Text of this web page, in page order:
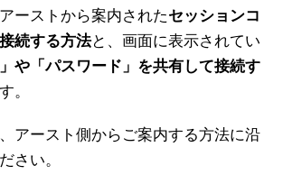
ーストから案内されたセッションコ
続する方法と、画面に表示されてい
」や「パスワード」を共有して接続す
。
アースト側からご案内する方法に沿
さい。